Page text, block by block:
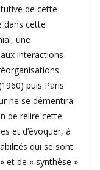
de cette
dans cette
une
interactions
puis Paris
ne se démentira
de relire cette
et d’évoquer, à
qui se sont
et de « synthèse »